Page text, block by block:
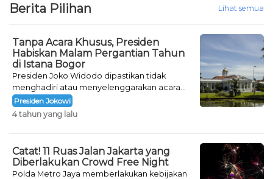
Berita Pilihan Lihat semua
Tanpa Acara Khusus, Presiden
Habiskan Malam Pergantian Tahun
di Istana Bogor
Presiden Joko Widodo dipastikan tidak
menghadiri atau menyelenggarakan acara
khusus untuk mengisi malam pergantian
tahun.
Presiden Jokowi
4 tahun yang lalu
Catat! 11 Ruas Jalan Jakarta yang
Diberlakukan Crowd Free Night
Polda Metro Jaya memberlakukan kebijakan